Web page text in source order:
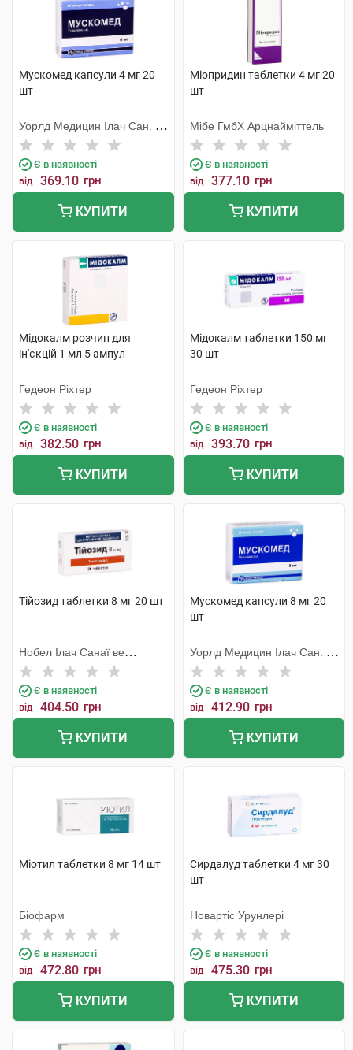
Мускомед капсули 4 мг 20
шт
Уорлд Медицин Ілач Сан. Ве
Тідж
Є в наявності
від 369.10 грн
КУПИТИ
Міопридин таблетки 4 мг 20
шт
Мібе ГмбХ Арцнайміттель
Є в наявності
від 377.10 грн
КУПИТИ
Мідокалм розчин для
ін'єкцій 1 мл 5 ампул
Гедеон Ріхтер
Є в наявності
від 382.50 грн
КУПИТИ
Мідокалм таблетки 150 мг
30 шт
Гедеон Ріхтер
Є в наявності
від 393.70 грн
КУПИТИ
Тійозид таблетки 8 мг 20 шт
Нобел Ілач Санаї ве
Тіджарет
Є в наявності
від 404.50 грн
КУПИТИ
Мускомед капсули 8 мг 20
шт
Уорлд Медицин Ілач Сан. Ве
Тідж
Є в наявності
від 412.90 грн
КУПИТИ
Міотил таблетки 8 мг 14 шт
Біофарм
Є в наявності
від 472.80 грн
КУПИТИ
Сирдалуд таблетки 4 мг 30
шт
Новартіс Урунлері
Є в наявності
від 475.30 грн
КУПИТИ